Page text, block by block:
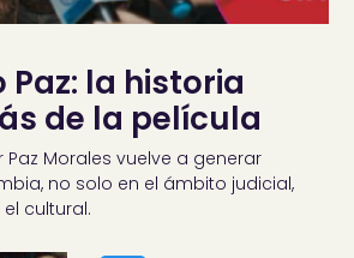
Paz: la historia
de la película
Paz Morales vuelve a generar
no solo en el ámbito judicial,
cultural.